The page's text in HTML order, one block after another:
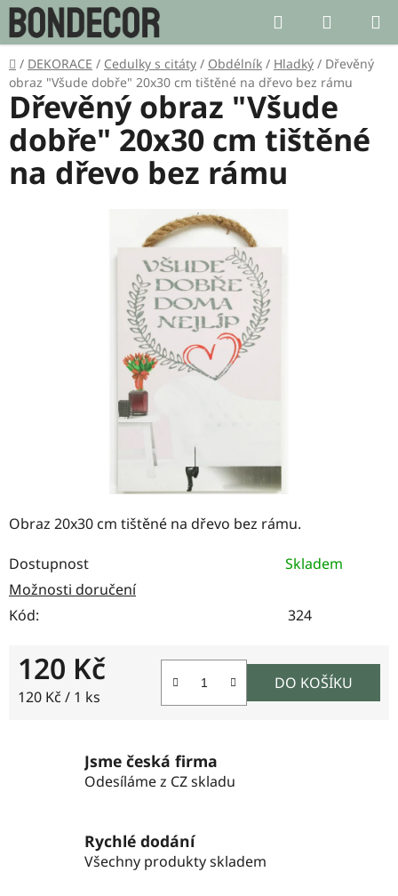
Přejít
na
obsah
Hledat
KOŠÍK
Domů
/ DEKORACE / Cedulky s citáty / Obdélník / Hladký / Dřevěný
obraz "Všude dobře" 20x30 cm tištěné na dřevo bez rámu
Obraz 20x30 cm tištěné na dřevo bez rámu.
Dostupnost
Skladem
Možnosti doručení
Kód:
324
120 Kč
Měrná cena:
120 Kč / 1 ks
DO KOŠÍKU
Dřevěný obraz "Všude
dobře" 20x30 cm tištěné
na dřevo bez rámu
Jsme česká firma
Odesíláme z CZ skladu
Rychlé dodání
Všechny produkty skladem